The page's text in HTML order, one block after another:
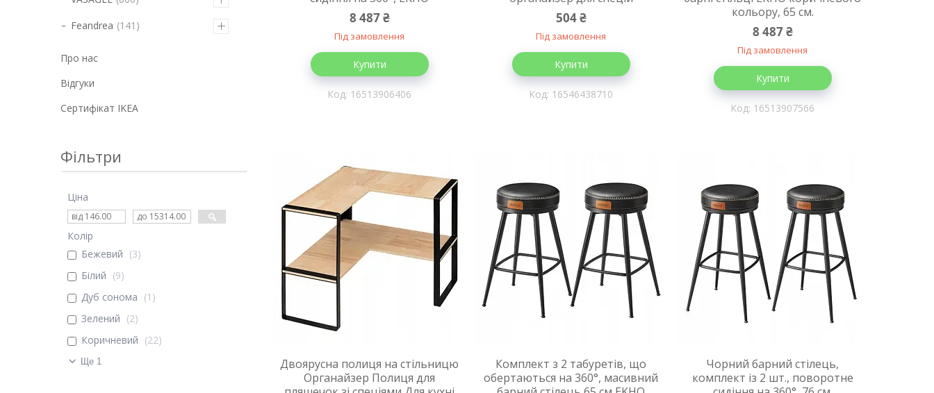
8 487 ₴
Під замовлення
Купити
16513906406
504 ₴
Під замовлення
Купити
16546438710
кольору, 65 см.
8 487 ₴
Під замовлення
Купити
16513907566
Двоярусна полиця на стільницю
Органайзер Полиця для
Комплект з 2 табуретів, що
обертаються на 360°, масивний
Чорний барний стілець,
комплект із 2 шт., поворотне
Feandrea 141
Про нас
Відгуки
Cертифікат IKEA
Фільтри
Ціна
Колір
Бежевий
3
Білий
9
Дуб сонома
1
Зелений
2
Коричневий
22
Ще 1